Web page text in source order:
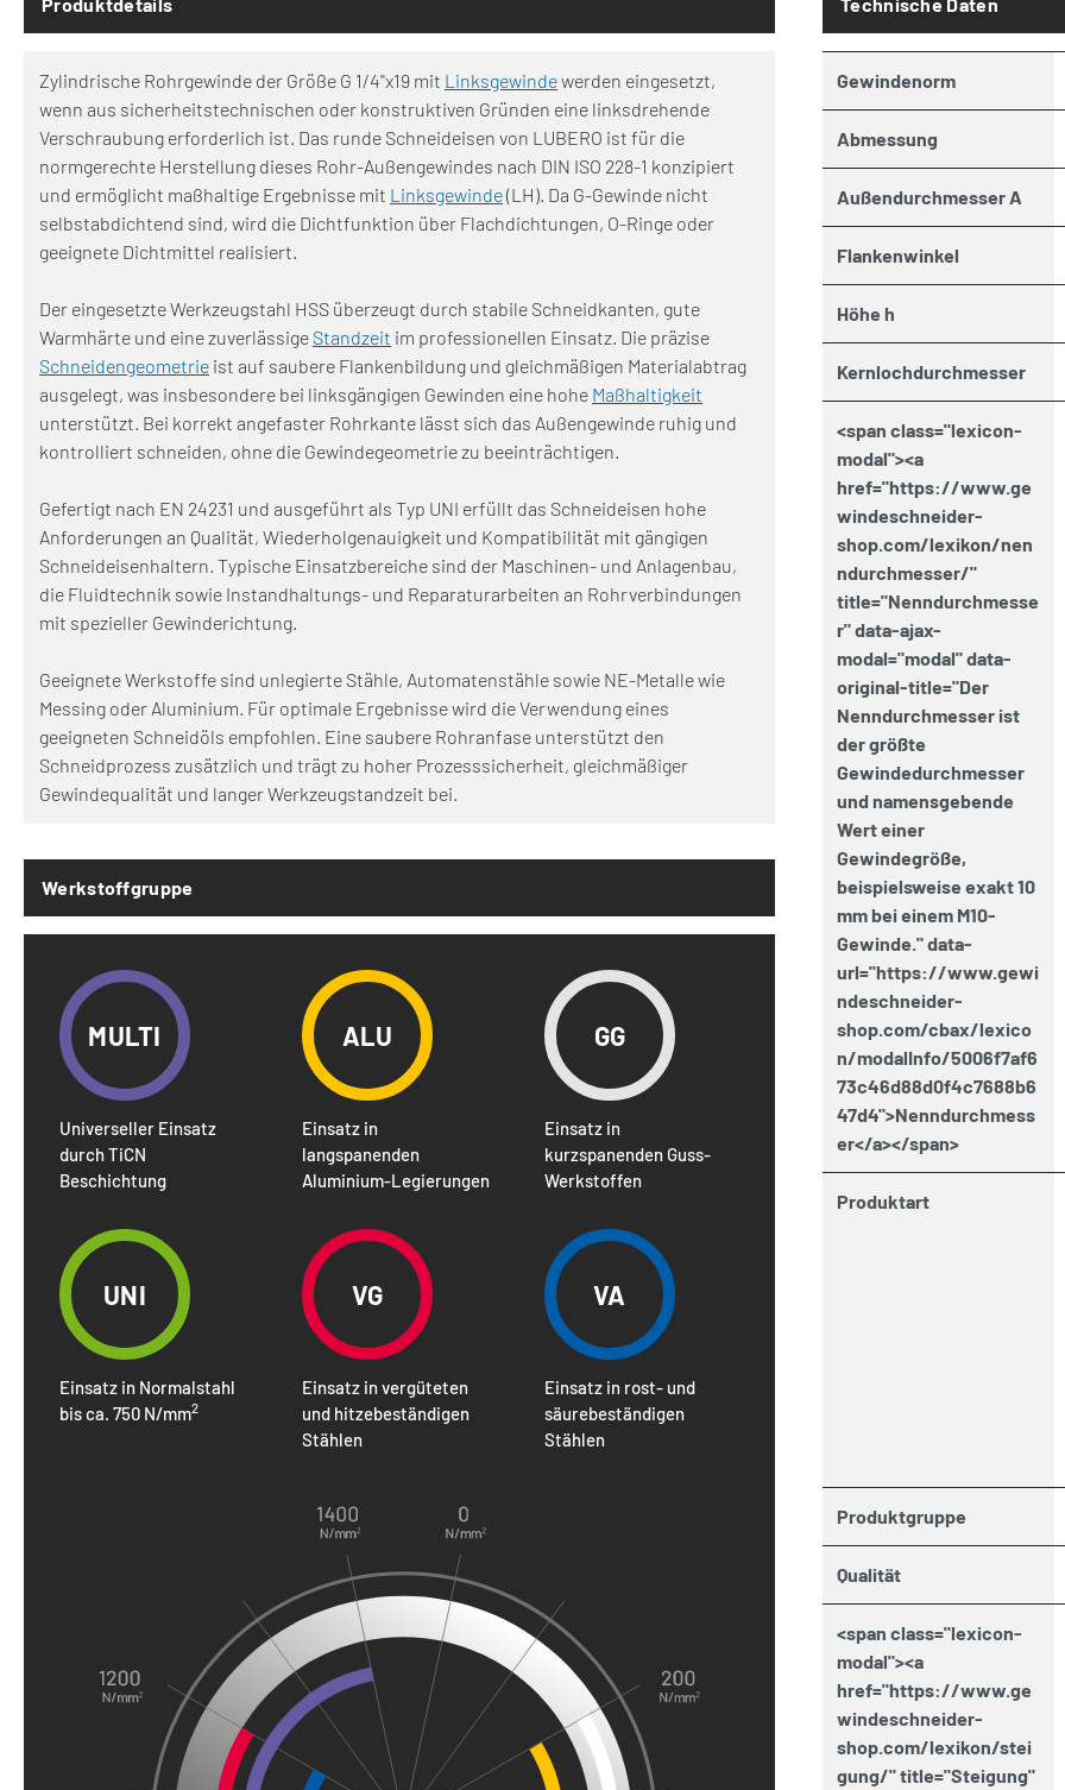
Zylindrische Rohrgewinde der Größe G 1/4"x19 mit Linksgewindewerden eingesetzt,
wenn aus sicherheitstechnischen oder konstruktiven Gründen eine linksdrehende
Verschraubung erforderlich ist. Das runde Schneideisen von LUBERO ist für die
normgerechte Herstellung dieses Rohr-Außengewindes nach DIN ISO 228-1 konzipiert
und ermöglicht maßhaltige Ergebnisse mit Linksgewinde(LH). Da G-Gewinde nicht
selbstabdichtend sind, wird die Dichtfunktion über Flachdichtungen, O-Ringe oder
geeignete Dichtmittel realisiert.
Der eingesetzte Werkzeugstahl HSS überzeugt durch stabile Schneidkanten, gute
Warmhärte und eine zuverlässige Standzeit im professionellen Einsatz. Die präzise
Schneidengeometrie ist auf saubere Flankenbildung und gleichmäßigen Materialabtrag
ausgelegt, was insbesondere bei linksgängigen Gewinden eine hohe Maßhaltigkeit
unterstützt. Bei korrekt angefaster Rohrkante lässt sich das Außengewinde ruhig und
kontrolliert schneiden, ohne die Gewindegeometrie zu beeinträchtigen.
Gefertigt nach EN 24231 und ausgeführt als Typ UNI erfüllt das Schneideisen hohe
Anforderungen an Qualität, Wiederholgenauigkeit und Kompatibilität mit gängigen
Schneideisenhaltern. Typische Einsatzbereiche sind der Maschinen- und Anlagenbau,
die Fluidtechnik sowie Instandhaltungs- und Reparaturarbeiten an Rohrverbindungen
mit spezieller Gewinderichtung.
Geeignete Werkstoffe sind unlegierte Stähle, Automatenstähle sowie NE-Metalle wie
Messing oder Aluminium. Für optimale Ergebnisse wird die Verwendung eines
geeigneten Schneidöls empfohlen. Eine saubere Rohranfase unterstützt den
Schneidprozess zusätzlich und trägt zu hoher Prozesssicherheit, gleichmäßiger
Gewindequalität und langer Werkzeugstandzeit bei.
Werkstoffgruppe
MULTI
Universeller Einsatz
durch TiCN
Beschichtung
ALU
Einsatz in
langspanenden
Aluminium-Legierungen
GG
Einsatz in
kurzspanenden Guss-
Werkstoffen
UNI
Einsatz in Normalstahl
bis ca. 750 N/mm2
VG
Einsatz in vergüteten
und hitzebeständigen
Stählen
VA
Einsatz in rost- und
säurebeständigen
Stählen
Gewindenorm
Abmessung
Außendurchmesser A
Flankenwinkel
Höhe h
Kernlochdurchmesser
<span class="lexicon-
modal"><a
href="https://www.ge
windeschneider-
shop.com/lexikon/nen
ndurchmesser/"
title="Nenndurchmesse
r" data-ajax-
modal="modal" data-
original-title="Der
Nenndurchmesser ist
der größte
Gewindedurchmesser
und namensgebende
Wert einer
Gewindegröße,
beispielsweise exakt 10
mm bei einem M10-
Gewinde." data-
url="https://www.gewi
ndeschneider-
shop.com/cbax/lexico
n/modalInfo/5006f7af6
73c46d88d0f4c7688b6
47d4">Nenndurchmess
er</a></span>
Produktart
Produktgruppe
Qualität
<span class="lexicon-
modal"><a
href="https://www.ge
windeschneider-
shop.com/lexikon/stei
gung/" title="Steigung"